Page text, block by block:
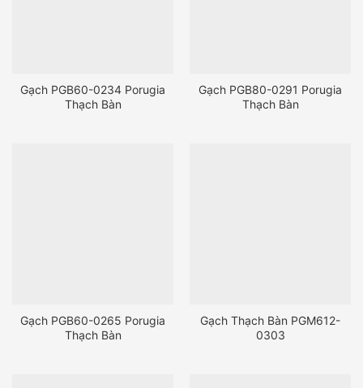
Gạch PGB60-0234 Porugia
Thạch Bàn
Gạch PGB80-0291 Porugia
Thạch Bàn
Gạch PGB60-0265 Porugia
Thạch Bàn
Gạch Thạch Bàn PGM612-
0303